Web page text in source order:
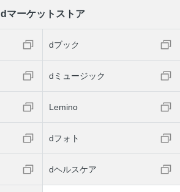
dマーケットストア
dブック
dミュージック
Lemino
dフォト
dヘルスケア